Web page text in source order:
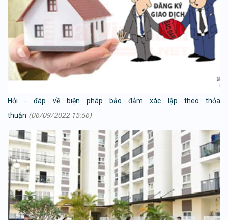
Hỏi - đáp về biện pháp bảo đảm xác lập theo thỏa
thuận (06/09/2022 15:56)